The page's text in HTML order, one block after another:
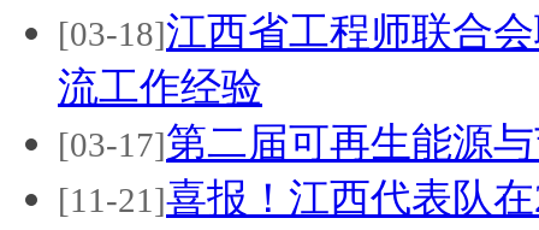
[03-18]江西省工程师联合
流工作经验
[03-17]第二届可再生能源
[11-21]喜报！江西代表队